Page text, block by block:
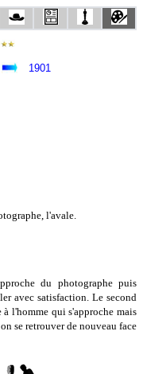
1901
l'avale.
du photographe puis
avec satisfaction. Le second
l'homme qui s'approche mais
se retrouver de nouveau face